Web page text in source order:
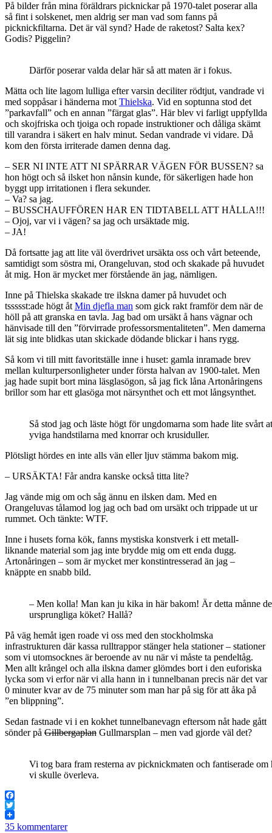
På bilder från mina föräldrars picknickar på 1970-talet poserar alla
så fint i solskenet, men aldrig ser man vad som fanns på
picknickfiltarna. Det är väl synd? Hade de raketost? Salta kex?
Godis? Piggelin?
Därför poserar valda delar här så att maten är i fokus.
Mätta och lite lagom lulliga efter varsin deciliter rödtjut, vandrade vi
med soppåsar i händerna mot Thielska. Vid en soptunna stod det
”parkavfall” och en annan ”färgat glas”. Här blev vi farligt uppfyllda
och skojfriska och tjoiga och ropade instruktioner och dåliga skämt
till varandra i säkert en halv minut. Sedan vandrade vi vidare. Då
kom den första irriterade damen denna dag.
– SER NI INTE ATT NI SPÄRRAR VÄGEN FÖR BUSSEN? sa
hon högt och så ilsket hon nånsin kunde, för säkerligen hade hon
byggt upp irritationen i flera sekunder.
– Va? sa jag.
– BUSSCHAUFFÖREN HAR EN TIDTABELL ATT HÅLLA!!!
– Ojoj, var vi i vägen? sa jag och ursäktade mig.
– JA!
Då fortsatte jag att lite väl överdrivet ursäkta oss och vårt beteende,
samtidigt som söstra mi, Orangeluvan, stod och skakade på huvudet
åt mig. Hon är mycket mer förstående än jag, nämligen.
Inne på Thielska skakade tre ilskna damer på huvudet och
tssssst:ade högt åt Min djefla man som gick rakt framför dem när de
höll på att granska en tavla. Jag bad om ursäkt å hans vägnar och
hänvisade till den ”förvirrade professorsmentaliteten”. Men damerna
lät sig inte blidkas utan skickade dödande blickar i hans rygg.
Så kom vi till mitt favoritställe inne i huset: gamla inramade brev
mellan kulturpersonligheter under första halvan av 1900-talet. Men
jag hade supit bort mina läsglasögon, så jag fick låna Artonåringens
brillor som har ett glasöga mot närsynthet och ett mot långsynthet.
Så stod jag och läste högt för ungdomarna som hade lite svårt
yviga handstilarna med knorrar och krusiduller.
Plötsligt hördes en inte alls vän eller ljuv stämma bakom mig.
– URSÄKTA! Får andra kanske också titta lite?
Jag vände mig om och såg ännu en ilsken dam. Med en
Orangeluvas tålamod log jag och bad om ursäkt och trippade ut ur
rummet. Och tänkte: WTF.
Inne i husets forna kök, fanns mystiska konstverk i ett metall-
liknande material som jag inte brydde mig om ett enda dugg.
Artonåringen – som är mycket mer konstintresserad än jag –
knäppte en snabb bild.
– Men kolla! Man kan ju kika in här bakom! Är detta månne
ursprungliga köket? Hallå?
På väg hemåt igen roade vi oss med den stockholmska
infrastrukturen där kassa rulltrappor stänger hela stationer – stationer
som vi utomsocknes är beroende av nu när vi måste ta pendeltåg.
Men allt krångel och alla ilskna damer glömdes bort i den euforiska
lycka som vi erfor när vi alla hann in i tunnelbanan precis när det var
0 minuter kvar av de 75 minuter som man har på sig för att åka på
”en blippning”.
Sedan fastnade vi i en kokhet tunnelbanevagn eftersom nåt hade gått
sönder på Gillbergaplan Gullmarsplan – men vad gjorde väl det?
Vi tog bara fram resterna av picknickmaten och fantiserade om
vi skulle överleva.
Facebook
Twitter
35 kommentarer